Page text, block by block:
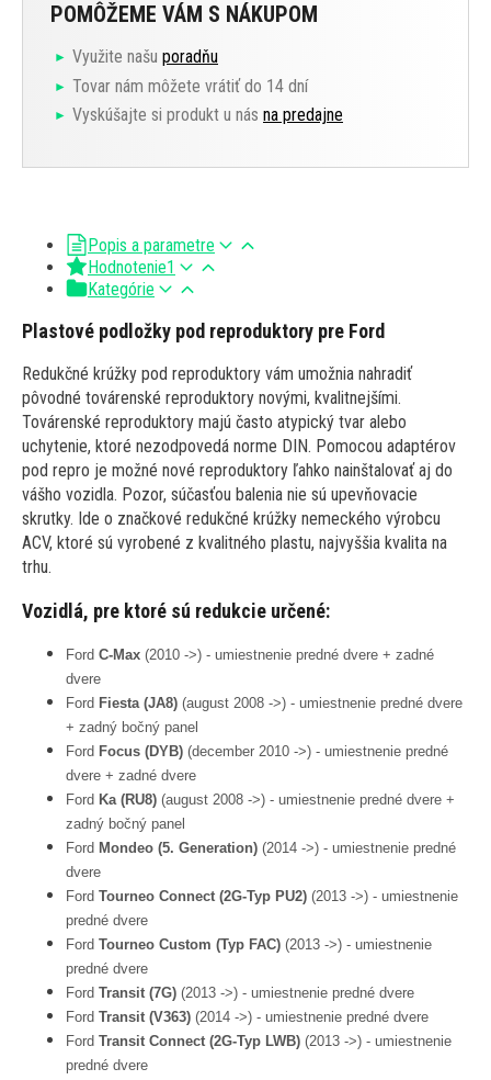
POMÔŽEME VÁM S NÁKUPOM
Využite našu poradňu
Tovar nám môžete vrátiť do 14 dní
Vyskúšajte si produkt u nás na predajne
Popis a parametre
Hodnotenie1
Kategórie
Plastové podložky pod reproduktory pre Ford
Redukčné krúžky pod reproduktory vám umožnia nahradiť
pôvodné továrenské reproduktory novými, kvalitnejšími.
Továrenské reproduktory majú často atypický tvar alebo
uchytenie, ktoré nezodpovedá norme DIN. Pomocou adaptérov
pod repro je možné nové reproduktory ľahko nainštalovať aj do
vášho vozidla. Pozor, súčasťou balenia nie sú upevňovacie
skrutky. Ide o značkové redukčné krúžky nemeckého výrobcu
ACV, ktoré sú vyrobené z kvalitného plastu, najvyššia kvalita na
trhu.
Vozidlá, pre ktoré sú redukcie určené:
Ford C-Max (2010 ->) - umiestnenie predné dvere + zadné
dvere
Ford Fiesta (JA8) (august 2008 ->) - umiestnenie predné dvere
+ zadný bočný panel
Ford Focus (DYB) (december 2010 ->) - umiestnenie predné
dvere + zadné dvere
Ford Ka (RU8) (august 2008 ->) - umiestnenie predné dvere +
zadný bočný panel
Ford Mondeo (5. Generation) (2014 ->) - umiestnenie predné
dvere
Ford Tourneo Connect (2G-Typ PU2) (2013 ->) - umiestnenie
predné dvere
Ford Tourneo Custom (Typ FAC) (2013 ->) - umiestnenie
predné dvere
Ford Transit (7G) (2013 ->) - umiestnenie predné dvere
Ford Transit (V363) (2014 ->) - umiestnenie predné dvere
Ford Transit Connect (2G-Typ LWB) (2013 ->) - umiestnenie
predné dvere